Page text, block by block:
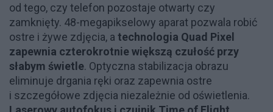
od tego, czy telefon pozostaje otwarty czy
zamknięty. 48-megapikselowy aparat pozwala robić
ostre i żywe zdjęcia, a technologia Quad Pixel
zapewnia czterokrotnie większą czułość przy
słabym świetle. Optyczna stabilizacja obrazu
eliminuje drgania ręki oraz zapewnia ostre
i szczegółowe zdjęcia niezależnie od oświetlenia.